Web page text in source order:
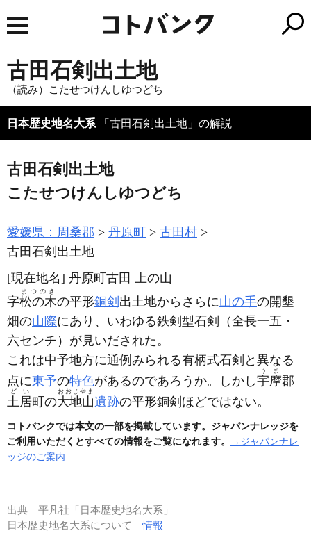
古田石剣出土地
（読み）こたせつけんしゆつどち
日本歴史地名大系 「古田石剣出土地」の解説
古田石剣出土地
こたせつけんしゆつどち
愛媛県：周桑郡 丹原町
古田村
古田石剣出土地
[現在地名] 丹原町古田 上の山
字松の木
まつのき
の平形銅剣 出土地からさらに山の手の開墾
畑の山際にあり、いわゆる鉄剣型石剣
（全長一五・
六センチ） が見いだされた。
これは中予地方に通例みられる有柄式石剣と異なる
点に東予の特色があるのであろうか。しかし宇摩
うま
郡
土居
どい
町の大地山
おおじやま
遺跡の平形銅剣ほどではない。
コトバンクでは本文の一部を掲載しています。ジャパンナレッジを
ご利用いただくとすべての情報をご覧になれます。
→ジャパンナレ
ッジのご案内
出典 平凡社「日本歴史地名大系」
日本歴史地名大系について情報